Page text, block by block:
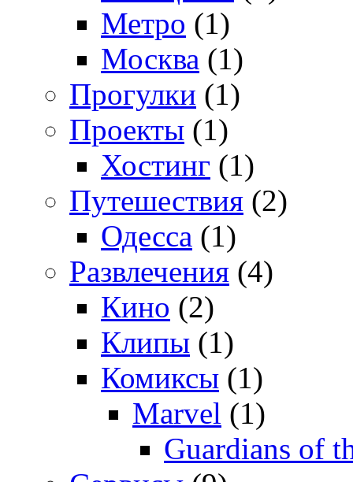
Метро (1)
Москва (1)
Прогулки (1)
Проекты (1)
Хостинг (1)
Путешествия (2)
Одесса (1)
Развлечения (4)
Кино (2)
Клипы (1)
Комиксы (1)
Marvel (1)
Guardians of